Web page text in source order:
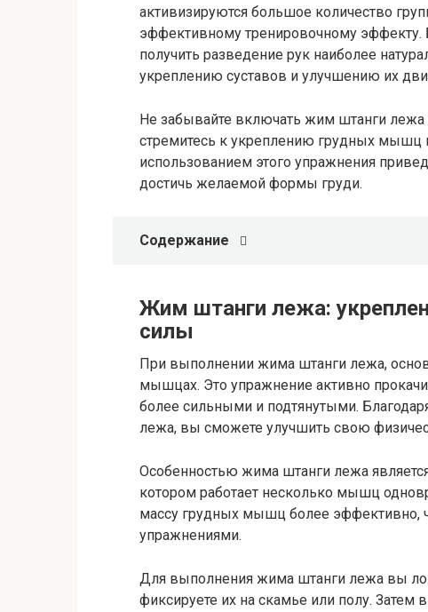
активизируются большое количество
эффективному тренировочному
получить разведение рук наиболее
укреплению суставов и улучшению их
Не забывайте включать жим штанги
стремитесь к укреплению грудных мышц
использованием этого упражнения
достичь желаемой формы груди.
Содержание
Жим штанги лежа:
силы
При выполнении жима штанги лежа,
мышцах. Это упражнение активно
более сильными и подтянутыми.
лежа, вы сможете улучшить свою
Особенностью жима штанги лежа
котором работает несколько мышц
массу грудных мышц более эффективно,
упражнениями.
Для выполнения жима штанги лежа вы
фиксируете их на скамье или полу.